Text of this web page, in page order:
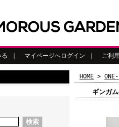
る マイページへログイン ご利
HOME >
ギンガ